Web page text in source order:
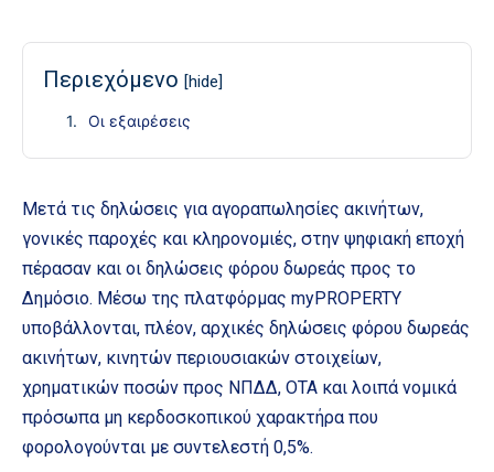
Περιεχόμενο [hide]
Οι εξαιρέσεις
Μετά τις δηλώσεις για αγοραπωλησίες ακινήτων,
γονικές παροχές και κληρονομιές, στην ψηφιακή εποχή
πέρασαν και οι δηλώσεις φόρου δωρεάς προς το
Δημόσιο. Μέσω της πλατφόρμας myPROPERTY
υποβάλλονται, πλέον, αρχικές δηλώσεις φόρου δωρεάς
ακινήτων, κινητών περιουσιακών στοιχείων,
χρηματικών ποσών προς ΝΠΔΔ, ΟΤΑ και λοιπά νομικά
πρόσωπα μη κερδοσκοπικού χαρακτήρα που
φορολογούνται με συντελεστή 0,5%.